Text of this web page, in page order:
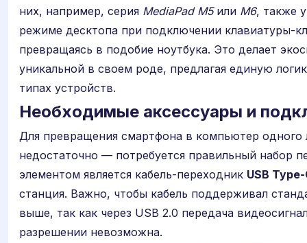
них, например, серия MediaPad M5или M6, также
режиме десктопа при подключении клавиатуры-
превращаясь в подобие ноутбука. Это делает
уникальной в своем роде, предлагая единую
типах устройств.
Необходимые аксессуары и
Для превращения смартфона в компьютер одного
недостаточно — потребуется правильный набор
элементом является кабель-переходник USB
станция. Важно, чтобы кабель поддерживал
выше, так как через USB 2.0 передача
разрешении невозможна.